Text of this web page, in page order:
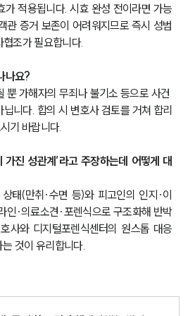
가 적용됩니다. 시효 완성 전이라면 가능
관 증거 보존이 어려워지므로 즉시 성범
조가 필요합니다.
나요?
뿐 가해자의 무죄나 불기소 등으로 사건
니다. 합의 시 변호사 검토를 거쳐 합리
기 바랍니다.
진 성관계’라고 주장하는데 어떻게 대
태(만취·수면 등)와 피고인의 인지·이
인·의료소견·포렌식으로 구조화해 반박
사와 디지털포렌식센터의 원스톱 대응
것이 유리합니다.